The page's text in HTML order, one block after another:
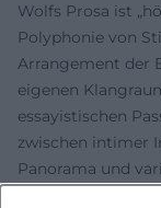
Wolfs Prosa ist
Polyphonie von
Arrangement der
eigenen
essayistischen
zwischen intimer
Panorama und